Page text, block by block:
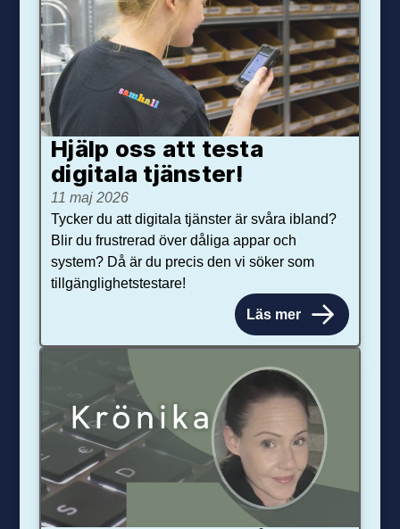
Hjälp oss att testa
digitala tjänster!
11 maj 2026
Tycker du att digitala tjänster är svåra ibland?
Blir du frustrerad över dåliga appar och
system? Då är du precis den vi söker som
tillgänglighetstestare!
Läs mer